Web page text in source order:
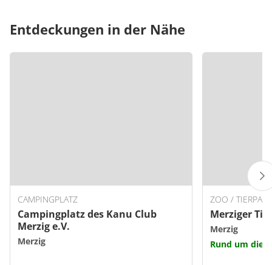
Entdeckungen in der Nähe
CAMPINGPLATZ
Campingplatz des Kanu Club
Merzig e.V.
Merzig
ZOO / TIERPARK
Merziger
Merzig
Rund um die